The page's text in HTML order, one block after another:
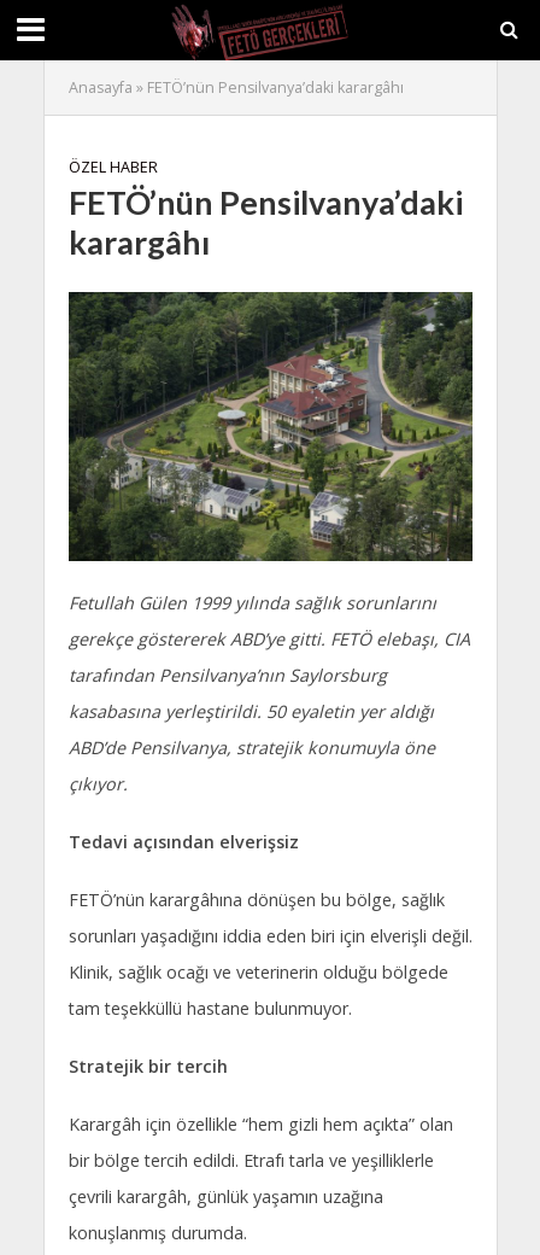
Anasayfa » FETÖ’nün Pensilvanya’daki karargâhı
ÖZEL HABER
FETÖ’nün Pensilvanya’daki
karargâhı
Fetullah Gülen 1999 yılında sağlık sorunlarını
gerekçe göstererek ABD’ye gitti. FETÖ elebaşı, CIA
tarafından Pensilvanya’nın Saylorsburg
kasabasına yerleştirildi. 50 eyaletin yer aldığı
ABD’de Pensilvanya, stratejik konumuyla öne
çıkıyor.
Tedavi açısından elverişsiz
FETÖ’nün karargâhına dönüşen bu bölge, sağlık
sorunları yaşadığını iddia eden biri için elverişli değil.
Klinik, sağlık ocağı ve veterinerin olduğu bölgede
tam teşekküllü hastane bulunmuyor.
Stratejik bir tercih
Karargâh için özellikle “hem gizli hem açıkta” olan
bir bölge tercih edildi. Etrafı tarla ve yeşilliklerle
çevrili karargâh, günlük yaşamın uzağına
konuşlanmış durumda.